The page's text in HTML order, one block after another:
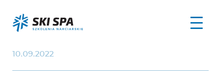
10.09.2022